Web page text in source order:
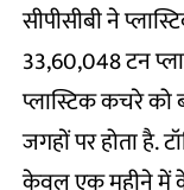
सीपीसीबी ने
33,60,048 टन
प्लास्टिक कचरे को
जगहों पर होता है.